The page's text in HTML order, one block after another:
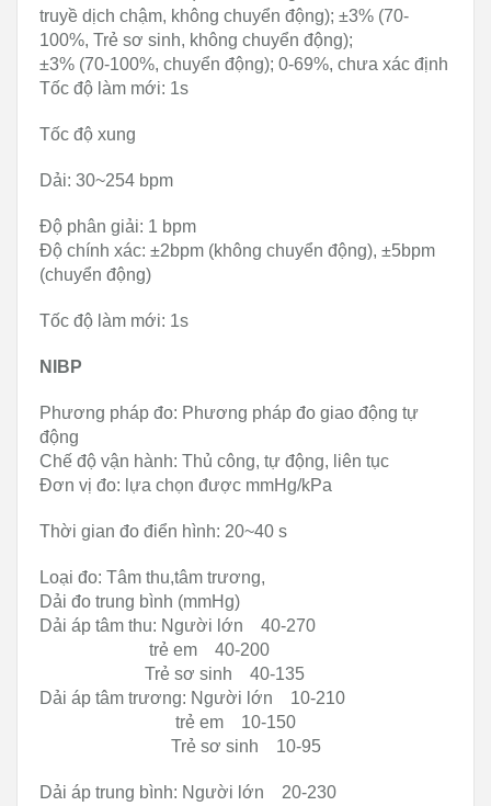
truyề dịch chậm, không chuyển động); ±3% (70-
100%, Trẻ sơ sinh, không chuyển động);
±3% (70-100%, chuyển động); 0-69%, chưa xác định
Tốc độ làm mới: 1s
Tốc độ xung
Dải: 30~254 bpm
Độ phân giải: 1 bpm
Độ chính xác: ±2bpm (không chuyển động), ±5bpm
(chuyển động)
Tốc độ làm mới: 1s
NIBP
Phương pháp đo: Phương pháp đo giao động tự
động
Chế độ vận hành: Thủ công, tự động, liên tục
Đơn vị đo: lựa chọn được mmHg/kPa
Thời gian đo điển hình: 20~40 s
Loại đo: Tâm thu,tâm trương,
Dải đo trung bình (mmHg)
Dải áp tâm thu: Người lớn 40-270
trẻ em 40-200
Trẻ sơ sinh 40-135
Dải áp tâm trương: Người lớn 10-210
trẻ em 10-150
Trẻ sơ sinh 10-95
Dải áp trung bình: Người lớn 20-230